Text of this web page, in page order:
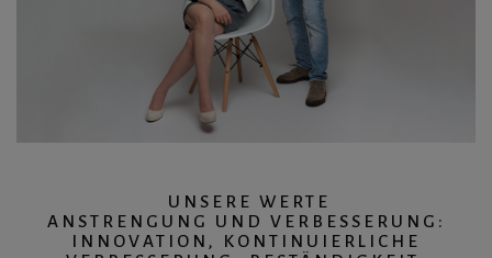
UNSERE WERTE
ANSTRENGUNG UND VERBESSERUNG:
INNOVATION, KONTINUIERLICHE